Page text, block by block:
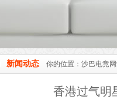
新闻动态 你的位置： 沙巴电竞
香港过气明